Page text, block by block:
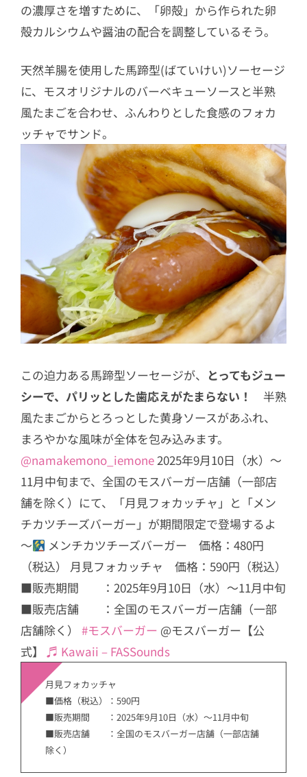
の濃厚さを増すために、「卵殻」から作られた卵
殻カルシウムや醤油の配合を調整しているそう。
天然羊腸を使用した馬蹄型(ばていけい)ソーセージ
に、モスオリジナルのバーベキューソースと半熟
風たまごを合わせ、ふんわりとした食感のフォカ
ッチャでサンド。
この迫力ある馬蹄型ソーセージが、 とってもジュー
シーで、パリッとした歯応えがたまらない！
半熟
風たまごからとろっとした黄身ソースがあふれ、
まろやかな風味が全体を包み込みます。
@namakemono_iemone2025年9月10日（水）～
11月中旬まで、全国のモスバーガー店舗（一部店
舗を除く）にて、「月見フォカッチャ」と「メン
チカツチーズバーガー」が期間限定で登場するよ
～
メンチカツチーズバーガー 価格：480円
（税込） 月見フォカッチャ 価格：590円（税込）
■販売期間 ：2025年9月10日（水）～11月中旬
■販売店舗 ：全国のモスバーガー店舗（一部
店舗除く） #モスバーガー @モスバーガー【公
式】 ♬ Kawaii – FASSounds
月見フォカッチャ
■価格（税込）：590円
■販売期間 ：2025年9月10日（水）～11月中旬
■販売店舗 ：全国のモスバーガー店舗（一部店舗
除く）